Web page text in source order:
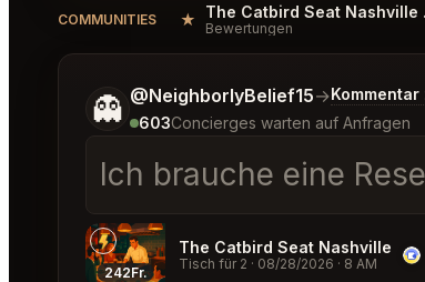
COMMUNITIES ★ Bewertungen
👻 @NeighborlyBelief15→
603Concierges warten auf Anfragen
Ich brauche eine
242Fr.
The Catbird Seat Nashville
Tisch für 2 · 08/28/2026 · 8 AM
Sag mir noch etwas genauer, was du